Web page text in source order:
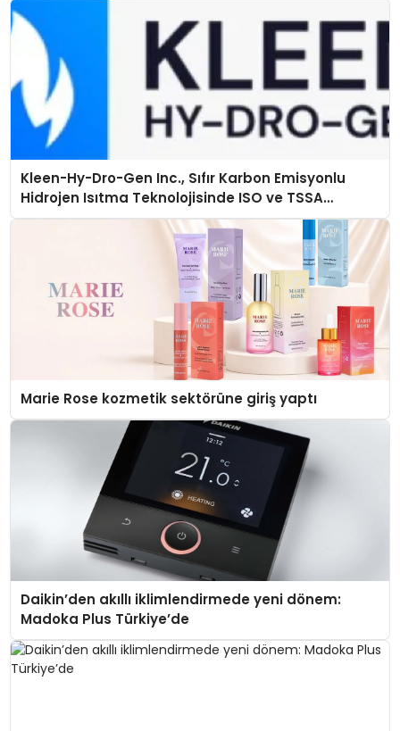
Kleen-Hy-Dro-Gen Inc., Sıfır Karbon Emisyonlu
Hidrojen Isıtma Teknolojisinde ISO ve TSSA
Düzenleyici Onaylarını Aldı
Marie Rose kozmetik sektörüne giriş yaptı
Daikin’den akıllı iklimlendirmede yeni dönem:
Madoka Plus Türkiye’de